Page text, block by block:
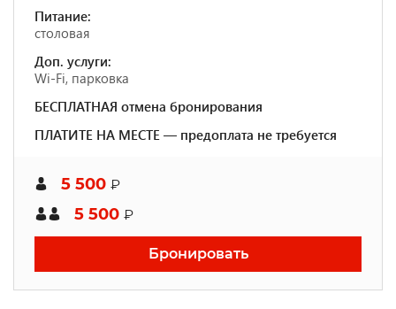
Питание:
столовая
Доп. услуги:
Wi-Fi, парковка
БЕСПЛАТНАЯ отмена бронирования
ПЛАТИТЕ НА МЕСТЕ — предоплата не требуется
5 500 ₽
5 500 ₽
Бронировать